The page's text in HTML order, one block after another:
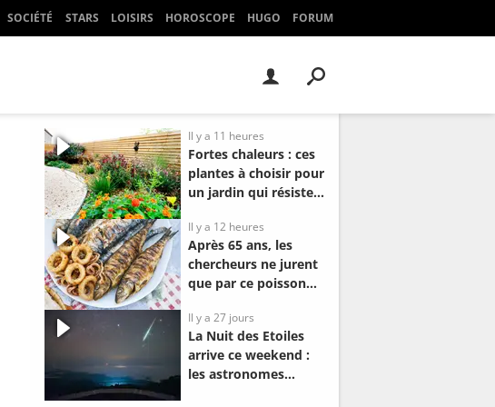
SOCIÉTÉ STARS LOISIRS HOROSCOPE HUGO FORUM
Il y a 11 heures
Fortes chaleurs : ces
plantes à choisir pour
un jardin qui résiste à
Il y a 12 heures
Après 65 ans, les
chercheurs ne jurent
que par ce poisson
2 ans de vie et
protéger la mémoire
Il y a 27 jours
La Nuit des Etoiles
arrive ce weekend :
les astronomes